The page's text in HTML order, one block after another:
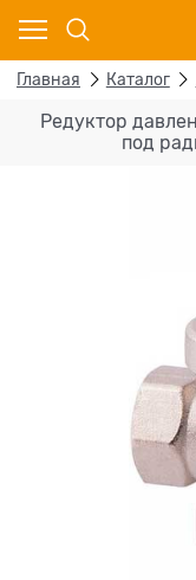
Главная Каталог
Редуктор
под